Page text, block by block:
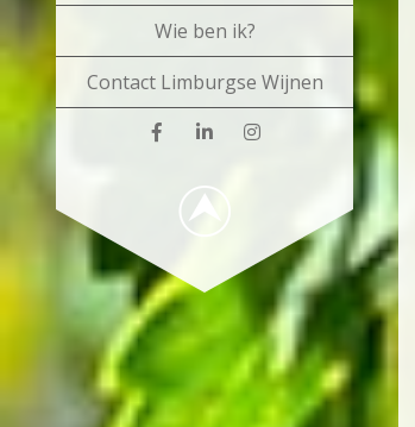
Wie ben ik?
Contact Limburgse Wijnen